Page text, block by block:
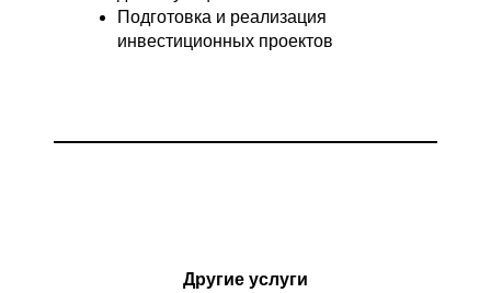
Подготовка и реализация
инвестиционных проектов
Другие услуги